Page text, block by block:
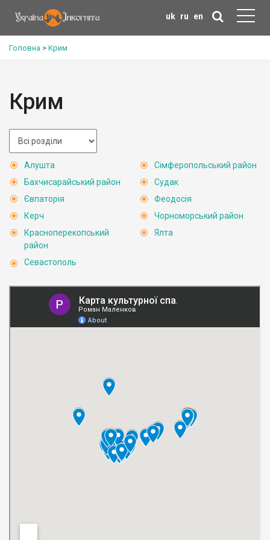
uk ru en
Головна > Крим
Крим
Алушта
Бахчисарайський район
Євпаторія
Керч
Красноперекопський
район
Севастополь
Сімферопольський район
Судак
Феодосія
Чорноморський район
Ялта